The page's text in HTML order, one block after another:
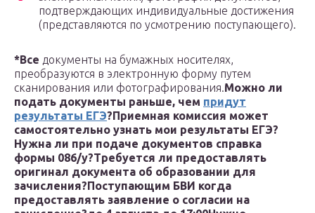
подтверждающих индивидуальные достижения
(представляются по усмотрению поступающего).
*Все документы на бумажных носителях,
преобразуются в электронную форму путем
сканирования или фотографирования.Можно ли
подать документы раньше, чем придут
результаты ЕГЭ?Приемная комиссия может
самостоятельно узнать мои результаты ЕГЭ?
Нужна ли при подаче документов справка
формы 086/у?Требуется ли предоставлять
оригинал документа об образовании для
зачисления?Поступающим БВИ когда
предоставлять заявление о согласии на